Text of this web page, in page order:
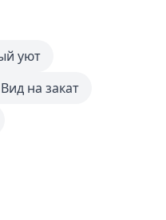
уют
Вид на закат